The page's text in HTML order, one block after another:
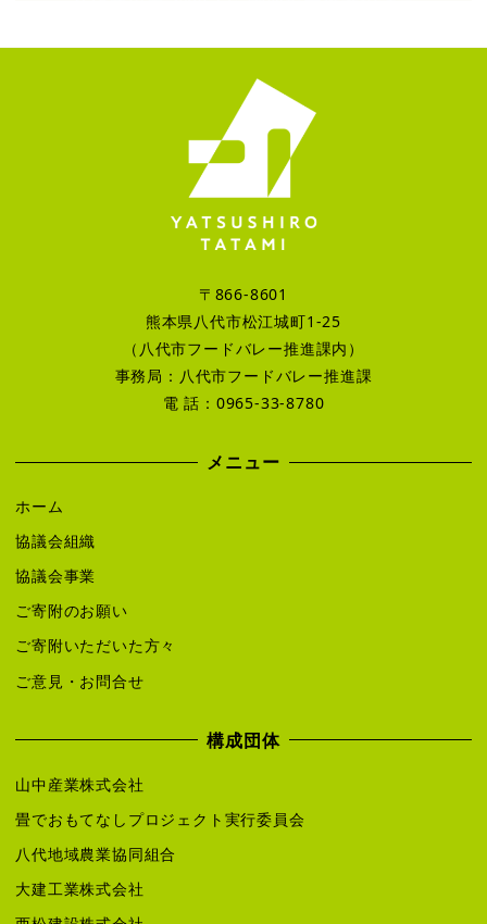
〒866-8601
熊本県八代市松江城町1-25
（八代市フードバレー推進課内）
事務局：八代市フードバレー推進課
電 話：0965-33-8780
メニュー
ホーム
協議会組織
協議会事業
ご寄附のお願い
ご寄附いただいた方々
ご意見・お問合せ
構成団体
山中産業株式会社
畳でおもてなしプロジェクト実行委員会
八代地域農業協同組合
大建工業株式会社